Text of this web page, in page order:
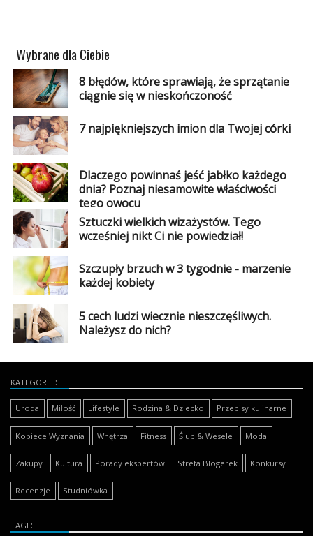
Wybrane dla Ciebie
8 błędów, które sprawiają, że sprzątanie
ciągnie się w nieskończoność
7 najpiękniejszych imion dla Twojej córki
Dlaczego powinnaś jeść jabłko każdego
dnia? Poznaj niesamowite właściwości
tego owocu
Sztuczki wielkich wizażystów. Tego
wcześniej nikt Ci nie powiedział!
Szczupły brzuch w 3 tygodnie - marzenie
każdej kobiety
5 cech ludzi wiecznie nieszczęśliwych.
Należysz do nich?
KATEGORIE
Uroda Miłość Lifestyle Rodzina & Dziecko Przepisy kulinarne
Kobiece Wyznania Wnętrza Fitness Ślub & Wesele Moda
Zakupy Kultura Porady ekspertów Strefa Blogerek Konkursy
Recenzje Studniówka
TAGI